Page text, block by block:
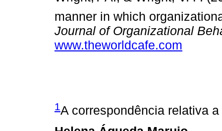
manner in which
Journal of Organizational
www.theworldcafe.com
1A correspondência relativa